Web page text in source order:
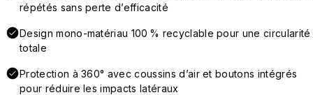
répétés sans perte d’efficacité
Design mono-matériau 100 % recyclable pour une circularité
totale
Protection à 360° avec coussins d’air et boutons intégrés
pour réduire les impacts latéraux